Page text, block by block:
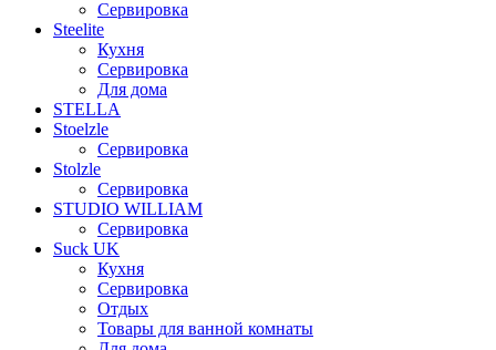
Сервировка
Steelite
Кухня
Сервировка
Для дома
STELLA
Stoelzle
Сервировка
Stolzle
Сервировка
STUDIO WILLIAM
Сервировка
Suck UK
Кухня
Сервировка
Отдых
Товары для ванной комнаты